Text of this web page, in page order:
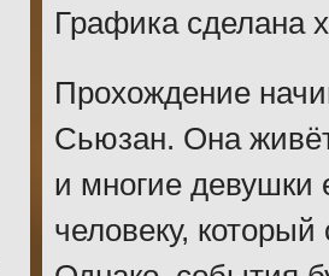
Графика сделана
Прохождение
Сьюзан. Она
и многие девушки
человеку,